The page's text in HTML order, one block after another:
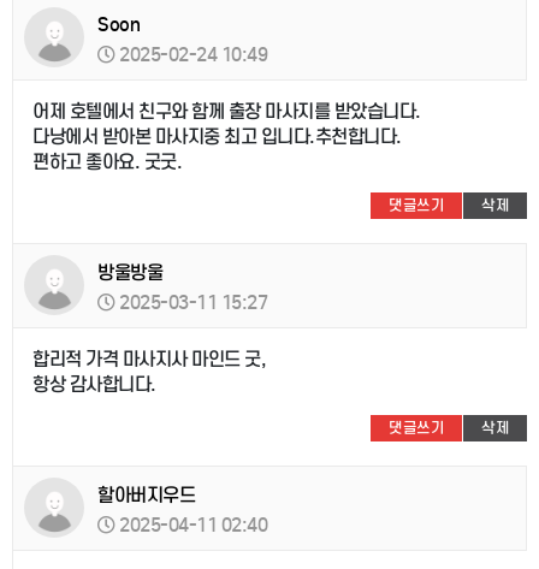
Soon
2025-02-24 10:49
어제 호텔에서 친구와 함께 출장 마사지를 받았습니다.
다낭에서 받아본 마사지중 최고 입니다.추천합니다.
편하고 좋아요. 굿굿.
댓글쓰기 삭제
방울방울
2025-03-11 15:27
합리적 가격 마사지사 마인드 굿,
항상 감사합니다.
댓글쓰기 삭제
할아버지우드
2025-04-11 02:40